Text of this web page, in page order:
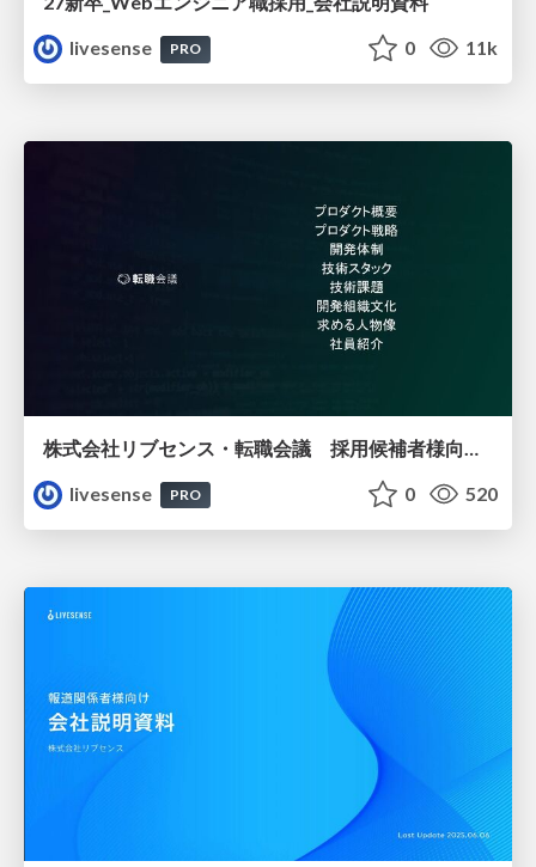
livesense
PRO 0 11k
株式会社リブセンス・転職会議 採用候補者様向け資料
livesense
PRO 0 520